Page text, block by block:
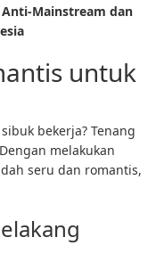
Anti-Mainstream dan
untuk
bekerja? Tenang
melakukan
seru dan romantis,